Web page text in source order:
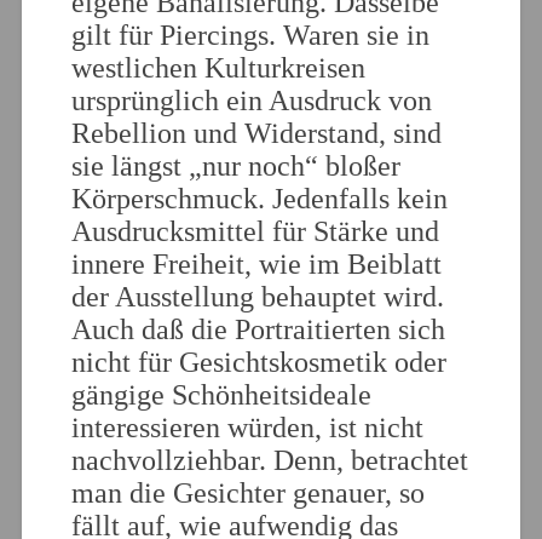
gilt für Piercings. Waren sie in
westlichen Kulturkreisen
ursprünglich ein Ausdruck von
Rebellion und Widerstand, sind
sie längst „nur noch“ bloßer
Körperschmuck. Jedenfalls kein
Ausdrucksmittel für Stärke und
innere Freiheit, wie im Beiblatt
der Ausstellung behauptet wird.
Auch daß die Portraitierten sich
nicht für Gesichtskosmetik oder
gängige Schönheitsideale
interessieren würden, ist nicht
nachvollziehbar. Denn, betrachtet
man die Gesichter genauer, so
fällt auf, wie aufwendig das